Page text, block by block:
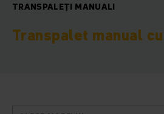
TRANSPALEȚI MANUALI
Transpalet manual